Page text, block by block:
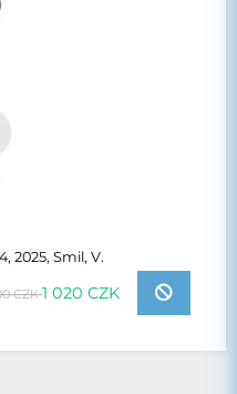
2025, Smil, V.
CZK1 020 CZK